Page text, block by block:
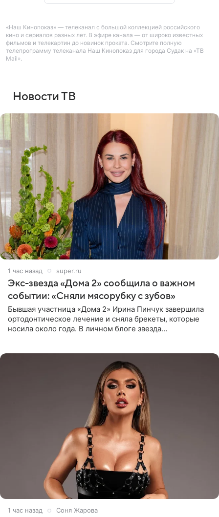
«Наш Кинопоказ» — телеканал с большой коллекцией российского
кино и сериалов разных лет. В эфире канала — от широко известных
фильмов и телекартин до новинок проката. Смотрите полную
телепрограмму телеканала Наш Кинопоказ для города Судак на «ТВ
Mail».
Новости ТВ
1 час назад super.ru
Экс-звезда «Дома 2» сообщила о важном
событии: «Сняли мясорубку с зубов»
Бывшая участница «Дома 2» Ирина Пинчук завершила
ортодонтическое лечение и сняла брекеты, которые
носила около года. В личном блоге звезда
1 час назад Соня Жарова